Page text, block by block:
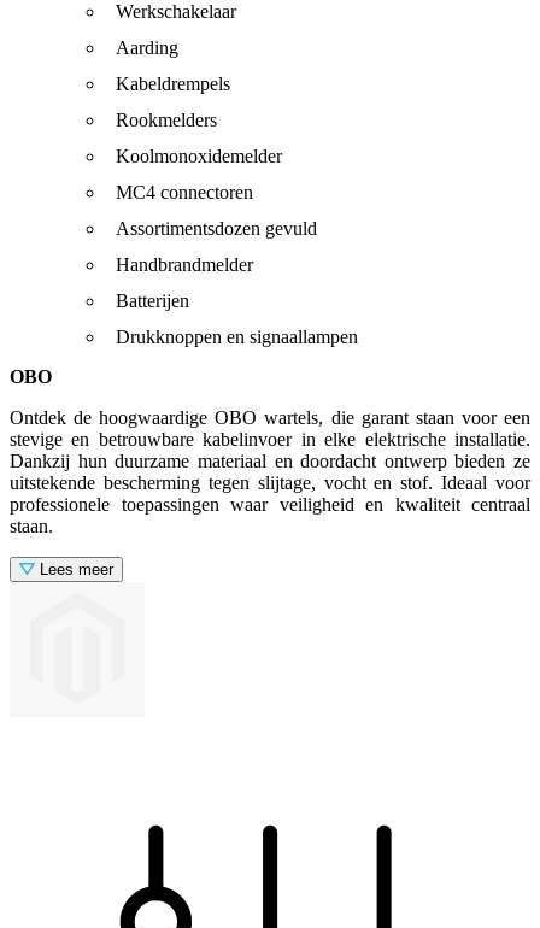
Werkschakelaar
Aarding
Kabeldrempels
Rookmelders
Koolmonoxidemelder
MC4 connectoren
Assortimentsdozen gevuld
Handbrandmelder
Batterijen
Drukknoppen en signaallampen
OBO
Ontdek de hoogwaardige OBO wartels, die garant staan voor een
stevige en betrouwbare kabelinvoer in elke elektrische installatie.
Dankzij hun duurzame materiaal en doordacht ontwerp bieden ze
uitstekende bescherming tegen slijtage, vocht en stof. Ideaal voor
professionele toepassingen waar veiligheid en kwaliteit centraal
staan.
Lees meer